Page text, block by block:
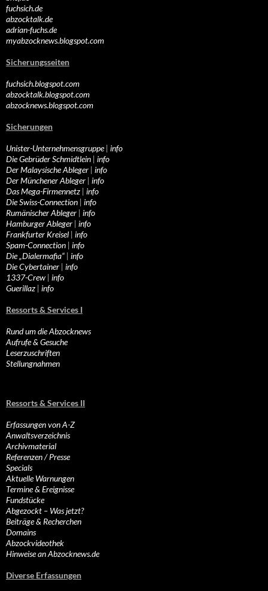
fuchsich.de
abzocktalk.de
adrian-fuchs.de
myabzocknews.blogspot.com
Sicherungsseiten
fuchsich.blogspot.com
abzocktalk.blogspot.com
abzocknews.blogspot.com
Sicherungen
Unister-Unternehmensgruppe| info
Die Gebrüder Schmidtlein | info
Der Malaysische Ableger | info
Der Münchener Ableger | info
Das Mega-Firmennetz | info
Die Swiss-Connection | info
Rumänischer Ableger | info
Hamburger Ableger | info
Frankfurter Kreisel | info
Spam-Connection | info
Die „Dialermafia“ | info
Die Cybertainer | info
1337-Crew | info
Guerillaz | info
Ressorts & Services I
Rund um die Abzocknews
Aufrufe & Gesuche
Leserzuschriften
Stellungnahmen
Ressorts & Services II
Erfassungen von A-Z
Anwaltsverzeichnis
Archivmaterial
Referenzen / Presse
Specials
Aktuelle Warnungen
Termine & Ereignisse
Fundstücke
Abgezockt – Was jetzt?
Beiträge & Recherchen
Domains
Abzockvideothek
Hinweise an Abzocknews.de
Diverse Erfassungen